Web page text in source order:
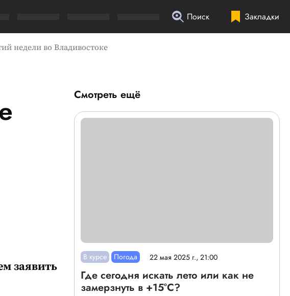
Закладки
Поиск
недели во Владивостоке
заявить
Смотреть ещё
В курсе Погода 22 мая 2025 г., 21:00
Где сегодня искать лето или как не
замерзнуть в +15°C?